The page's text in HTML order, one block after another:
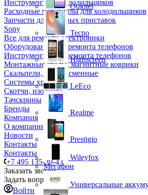
Инструмент для холодильщиков
Расходные материалы для холодильщиков
Запчасти для игровых приставок
Sony
Все для ремонта электроники
Оборудование для ремонта телефонов
Инструменты для ремонта телефонов
Монтажные столы, магнитные коврики
Скальпели, лезвия сменные
Системы хранения
Скотчи, изолента
Тачскрины
Бренды
Компания
О компании
Новости
Контакты
Контакты
+7 495 135-39-43
Заказать звонок
Задать вопрос
Войти
Oukitel
Tecno
Highscreen
LeEco
Realme
Prestigio
Wileyfox
Мегафон
Универсальные